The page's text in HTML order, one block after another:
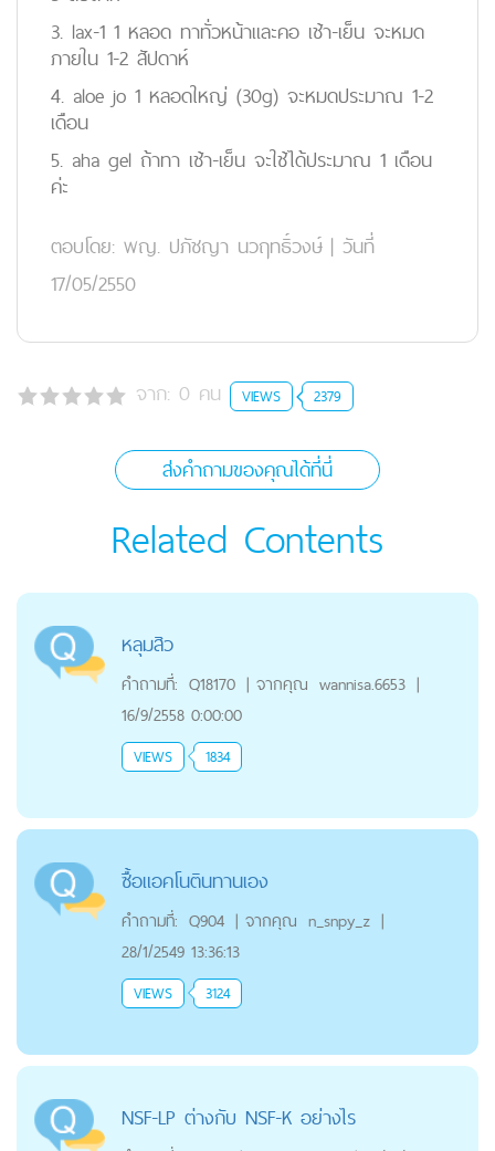
3. lax-1 1 หลอด ทาทั่วหน้าและคอ เช้า-เย็น จะหมด
ภายใน 1-2 สัปดาห์
4. aloe jo 1 หลอดใหญ่ (30g) จะหมดประมาณ 1-2
เดือน
5. aha gel ถ้าทา เช้า-เย็น จะใช้ได้ประมาณ 1 เดือน
ค่ะ
ตอบโดย: พญ. ปภัชญา นวฤทธิ์วงษ์ | วันที่
17/05/2550
จาก: 0 คน VIEWS 2379
ส่งคำถามของคุณได้ที่นี่
Related Contents
หลุมสิว
คำถามที่: Q18170 | จากคุณ wannisa.6653 |
16/9/2558 0:00:00
VIEWS 1834
ซื้อแอคโนตินทานเอง
คำถามที่: Q904 | จากคุณ n_snpy_z |
28/1/2549 13:36:13
VIEWS 3124
NSF-LP ต่างกับ NSF-K อย่างไร